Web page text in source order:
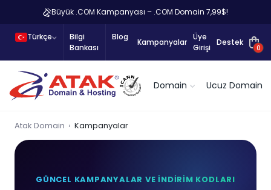
Büyük .COM Kampanyası – .COM Domain 7,99$!
Türkçe
Bilgi
Bankası
Blog
Kampanyalar
Üye
Girişi
Destek
0
Domain Ucuz Domain
Atak Domain Kampanyalar
GÜNCEL KAMPANYALAR VE İNDIRIM KODLARI